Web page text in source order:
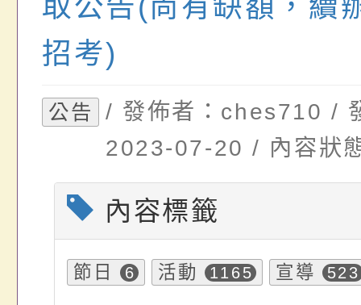
名參加，請查照
一案，請查照。
取公告(尚有缺額，續
招考)
公告
/ 發佈者：ches710 /
2023-07-20 / 內容狀
內容標籤
節日 6 活動 1165 宣導 523